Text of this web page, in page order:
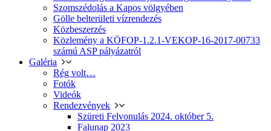
Szomszédolás a Kapos völgyében
Gölle belterületi vízrendezés
Közbeszerzés
Közlemény a KÖFOP-1.2.1-VEKOP-16-2017-00733
számú ASP pályázatról
Galéria
Rég volt…
Fotók
Videók
Rendezvények
Szüreti Felvonulás 2024. október 5.
Falunap 2023